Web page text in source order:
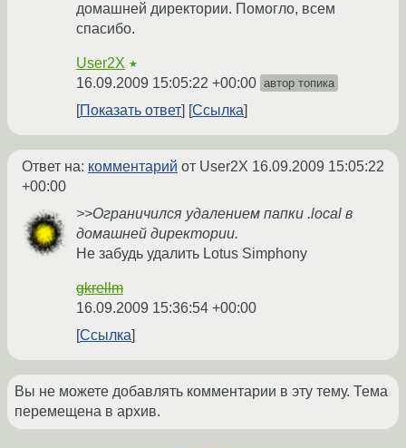
домашней директории. Помогло, всем
спасибо.
User2X ★
16.09.2009 15:05:22 +00:00 автор топика
Показать ответ Ссылка
Ответ на: комментарий от User2X 16.09.2009 15:05:22
+00:00
>>Ограничился удалением папки .local в
домашней директории.
Не забудь удалить Lotus Simphony
gkrellm
16.09.2009 15:36:54 +00:00
Ссылка
Вы не можете добавлять комментарии в эту тему. Тема
перемещена в архив.